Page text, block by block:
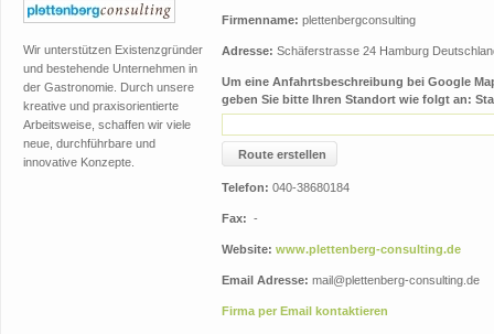
Wir unterstützen Existenzgründer
und bestehende Unternehmen in
der Gastronomie. Durch unsere
kreative und praxisorientierte
Arbeitsweise, schaffen wir viele
neue, durchführbare und
innovative Konzepte.
Firmenname: plettenbergconsulting
Adresse: Schäferstrasse 24 Hamburg
Um eine Anfahrtsbeschreibung bei Google
geben Sie bitte Ihren Standort wie folgt an:
Route erstellen
Telefon: 040-38680184
Fax: -
Website: www.plettenberg-consulting.de
Email Adresse: mail@plettenberg-consulting.de
Firma per Email kontaktieren